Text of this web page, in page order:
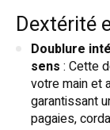
Dextérité
Doublure
sens : Cette
votre main et
garantissant
pagaies,